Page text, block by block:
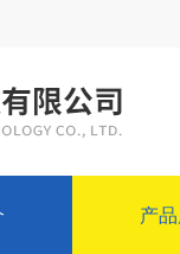
产